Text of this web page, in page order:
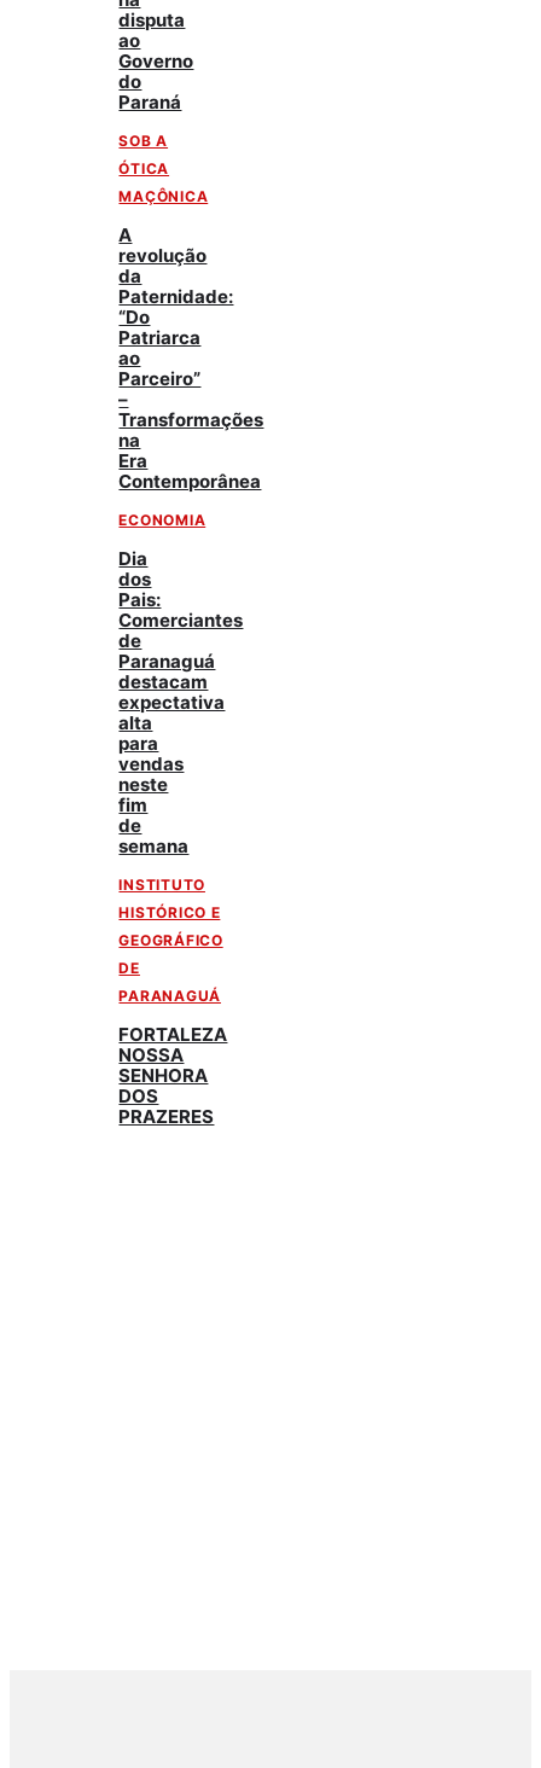
disputa
ao
Governo
do
Paraná
SOB A
ÓTICA
MAÇÔNICA
A
revolução
da
Paternidade:
“Do
Patriarca
ao
Parceiro”
–
Transformações
na
Era
Contemporânea
ECONOMIA
Dia
dos
Pais:
Comerciantes
de
Paranaguá
destacam
expectativa
alta
para
vendas
neste
fim
de
semana
INSTITUTO
HISTÓRICO E
GEOGRÁFICO
DE
PARANAGUÁ
FORTALEZA
NOSSA
SENHORA
DOS
PRAZERES